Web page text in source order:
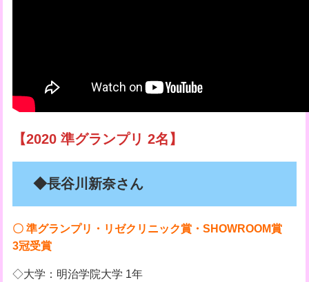
【2020 準グランプリ 2名】
◆長谷川新奈さん
〇 準グランプリ・リゼクリニック賞・SHOWROOM賞
3冠受賞
◇大学：明治学院大学 1年